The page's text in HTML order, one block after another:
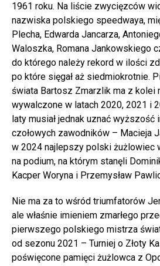
1961 roku. Na liście zwycięzców
nazwiska polskiego speedwaya,
Plecha, Edwarda Jancarza,
Waloszka, Romana Jankowskiego
do którego należy rekord w ilości
po które sięgał aż siedmiokrotnie.
świata Bartosz Zmarzlik ma z kolei
wywalczone w latach 2020, 2021 i
laty musiał jednak uznać wyższość
czołowych zawodników – Macieja
w 2024 najlepszy polski żużlowiec
na podium, na którym stanęli
Kacper Woryna i Przemysław
Nie ma za to wśród triumfatorów
ale właśnie imieniem zmarłego
pierwszego polskiego mistrza
od sezonu 2021 – Turniej o Złoty
poświęcone pamięci żużlowca z